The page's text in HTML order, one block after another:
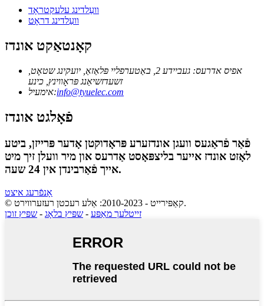
וועַלדינג עלעקטראָד
וועַלדינג דראָט
קאָנטאַקט אונדז
אפיס אדרעס: געביידע 2, באַטערפליי פּלאַזאַ, יועקינג שטאָט,
זשעדזשיאַנג פּראָווינץ, כינע
אימעיל:info@tyuelec.com
פֿאָלגט אונדז
פֿאַר פֿראַגעס וועגן אונדזערע פּראָדוקטן אָדער פּרייזן, ביטע
לאָזט אונדז אייער בליצפּאָסט אַדרעס און מיר וועלן זיך מיט
אייך פֿאַרבינדן אין 24 שעה.
אָנפֿרעג איצט
© קאַפּירייט - 2010-2023: אַלע רעכטן רעזערווירט.
זייטלעך מאַפּע - שפּיץ בלאָג - שפּיץ זוכן